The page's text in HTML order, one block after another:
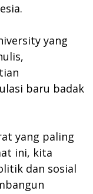
yang
baru badak
yang paling
ini, kita
dan sosial